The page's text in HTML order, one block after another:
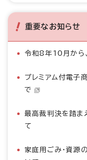
重要なお知らせ
令和8年10月から
プレミアム付電子
で
最高裁判決を踏ま
て
家庭用ごみ・資源